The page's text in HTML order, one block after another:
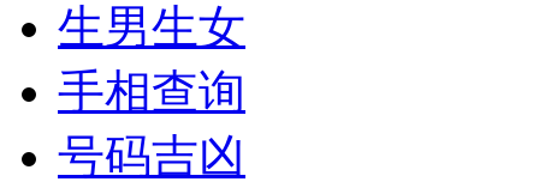
生男生女
手相查询
号码吉凶